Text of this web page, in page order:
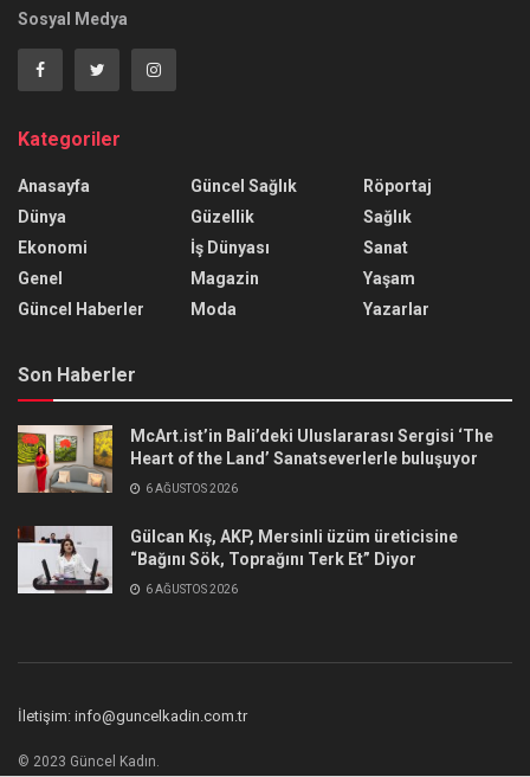
Sosyal Medya
Kategoriler
Anasayfa
Dünya
Ekonomi
Genel
Güncel Haberler
Güncel Sağlık
Güzellik
İş Dünyası
Magazin
Moda
Röportaj
Sağlık
Sanat
Yaşam
Yazarlar
Son Haberler
McArt.ist’in Bali’deki Uluslararası Sergisi ‘The
Heart of the Land’ Sanatseverlerle buluşuyor
6 AĞUSTOS 2026
Gülcan Kış, AKP, Mersinli üzüm üreticisine
“Bağını Sök, Toprağını Terk Et” Diyor
6 AĞUSTOS 2026
İletişim: info@guncelkadin.com.tr
© 2023 Güncel Kadın.